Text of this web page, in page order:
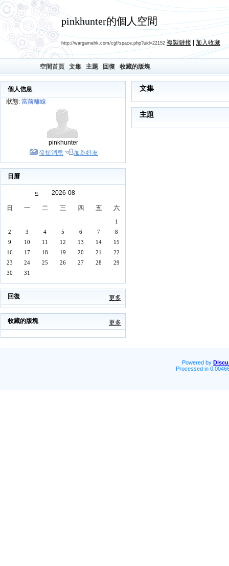
pinkhunter的個人空間
http://wargamehk.com/cgf/space.php?uid=22152 複製鏈接 加入收藏
空間首頁 文集 主題 回復 收藏的版塊
個人信息
狀態: 當前離線
pinkhunter
發短消息
加為好友
日曆
« 2026-08
日 一 二 三 四 五 六
1
2
3 4 5 6 7
8
9
10 11 12 13 14
15
16
17 18 19 20 21
22
23
24 25 26 27 28
29
30
31
回復 更多
收藏的版塊 更多
文集
主題
Powered by
Processed in